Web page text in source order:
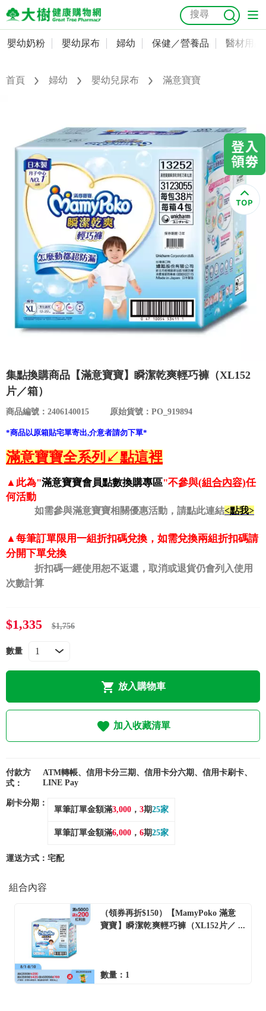
嬰幼奶粉
嬰幼尿布
保健／營養品
醫材用品
成人照護
美容／個人清潔
食品／健康食補
寵物
優惠活動
關於我們
合作提案
會員專區
常見問題
折價券、紅利說明
抗菌 尿布 大樹獨家 益生菌 魚油 幼兒米餅
會員資料及密碼修改
常用收件人清單
收藏清單
紅利點數查詢
購物金查詢
優惠券領取
優惠券查詢
登入
嬰幼奶粉 嬰幼尿布 婦幼 保健／營養品 醫材用品
首頁 婦幼 嬰幼兒尿布 滿意寶寶
集點換購商品【滿意寶寶】瞬潔乾爽輕巧褲（XL152
片／箱）
商品編號：2406140015 原始貨號：PO_919894
*商品以原箱貼宅單寄出,介意者請勿下單*
滿意寶寶全系列↙點這裡
▲此為"滿意寶寶會員點數換購專區"不參與(組合內容)任
何活動
如需參與滿意寶寶相關優惠活動，請點此連結<點我>
▲每筆訂單限用一組折扣碼兌換，如需兌換兩組折扣碼請
分開下單兌換
折扣碼一經使用恕不返還，取消或退貨仍會列入使用
次數計算
$1,335 $1,756
數量
放入購物車
加入收藏清單
付款方
式：
ATM轉帳、信用卡分三期、信用卡分六期、信用卡刷卡、
LINE Pay
刷卡分期：
單筆訂單金額滿3,000 ， 3期25家
單筆訂單金額滿6,000 ， 6期25家
運送方式： 宅配
組合內容
（領券再折$150）【MamyPoko 滿意
寶寶】瞬潔乾爽輕巧褲（XL152片／
數量：1